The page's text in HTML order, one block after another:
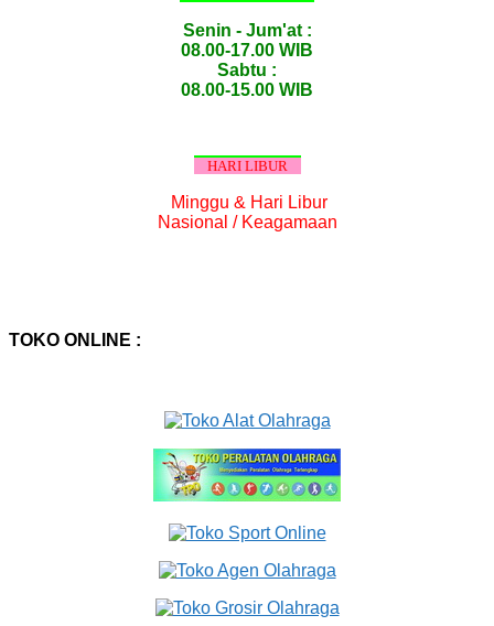
Senin - Jum'at :
08.00-17.00 WIB
Sabtu :
08.00-15.00 WIB
HARI LIBUR
Minggu & Hari Libur
Nasional / Keagamaan
TOKO ONLINE :